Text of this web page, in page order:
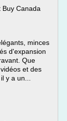
Canada
minces
d'expansion
Que
et des
y a un...